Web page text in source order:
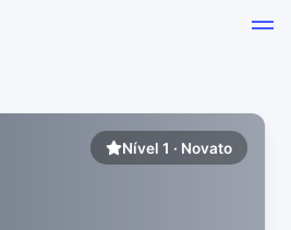
Nível 1 · Novato